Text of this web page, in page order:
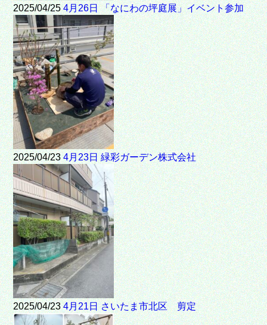
2025/04/25 4月26日 「なにわの坪庭展」イベント参加
2025/04/23 4月23日 緑彩ガーデン株式会社
2025/04/23 4月21日 さいたま市北区 剪定